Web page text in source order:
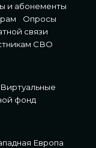
и абонементы
Опросы
связи
СВО
Виртуальные
фонд
Европа